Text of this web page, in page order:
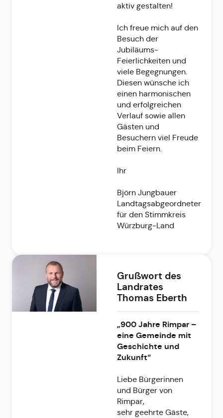
aktiv gestalten!
Ich freue mich auf den
Besuch der
Jubiläums-
Feierlichkeiten und
viele Begegnungen.
Diesen wünsche ich
einen harmonischen
und erfolgreichen
Verlauf sowie allen
Gästen und
Besuchern viel Freude
beim Feiern.
Ihr
Björn Jungbauer
Landtagsabgeordneter
für den Stimmkreis
Würzburg-Land
Grußwort des
Landrates
Thomas Eberth
„900 Jahre Rimpar –
eine Gemeinde mit
Geschichte und
Zukunft“
Liebe Bürgerinnen
und Bürger von
Rimpar,
sehr geehrte Gäste,